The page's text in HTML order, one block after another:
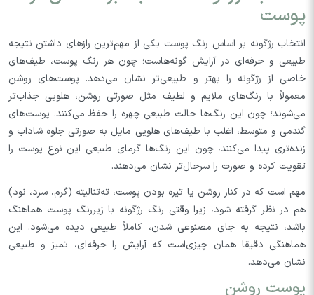
پوست
انتخاب رژگونه بر اساس رنگ پوست یکی از مهم‌ترین رازهای داشتن نتیجه
طبیعی و حرفه‌ای در آرایش گونه‌هاست؛ چون هر رنگ پوست، طیف‌های
خاصی از رژگونه را بهتر و طبیعی‌تر نشان می‌دهد. پوست‌های روشن
معمولاً با رنگ‌های ملایم و لطیف مثل صورتی روشن، هلویی جذاب‌تر
می‌شوند؛ چون این رنگ‌ها حالت طبیعی چهره را حفظ می‌کنند. پوست‌های
گندمی و متوسط، اغلب با طیف‌های هلویی مایل به صورتی جلوه شاداب و
زنده‌تری پیدا می‌کنند، چون این رنگ‌ها گرمای طبیعی این نوع پوست را
تقویت کرده و صورت را سرحال‌تر نشان می‌دهند.
مهم است که در کنار روشن یا تیره بودن پوست، ته‌تنالیته (گرم، سرد، نود)
هم در نظر گرفته شود، زیرا وقتی رنگ رژگونه با زیررنگ پوست هماهنگ
باشد، نتیجه به جای مصنوعی شدن، کاملاً طبیعی دیده می‌شود. این
هماهنگی دقیقا همان چیزی‌است که آرایش را حرفه‌ای، تمیز و طبیعی
نشان می‌دهد.
پوست روشن